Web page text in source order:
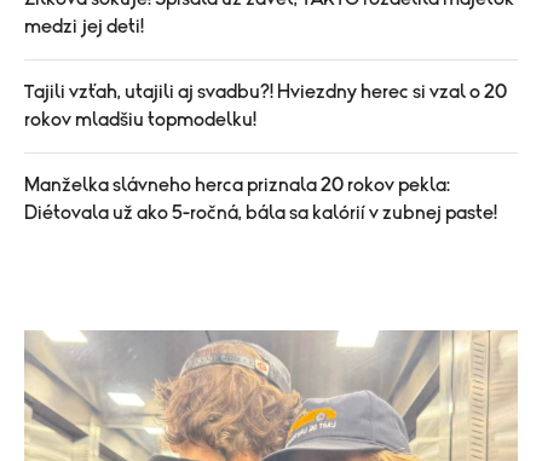
medzi jej deti!
Tajili vzťah, utajili aj svadbu?! Hviezdny herec si vzal o 20
rokov mladšiu topmodelku!
Manželka slávneho herca priznala 20 rokov pekla:
Diétovala už ako 5-ročná, bála sa kalórií v zubnej paste!